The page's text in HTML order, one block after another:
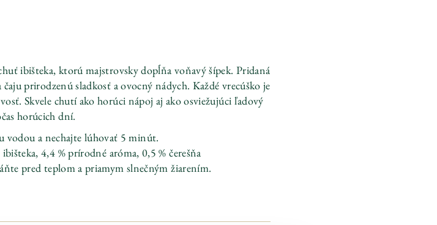
ibišteka, ktorú majstrovsky dopĺňa voňavý šípek. Pridaná
prirodzenú sladkosť a ovocný nádych. Každé vrecúško je
Skvele chutí ako horúci nápoj aj ako osviežujúci ľadový
horúcich dní.
vodou a nechajte lúhovať 5 minút.
4,4 % prírodné aróma, 0,5 % čerešňa
pred teplom a priamym slnečným žiarením.